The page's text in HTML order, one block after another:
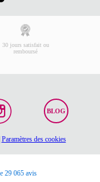
30 jours satisfait ou
remboursé
BLOG
Paramètres des cookies
29 065 avis